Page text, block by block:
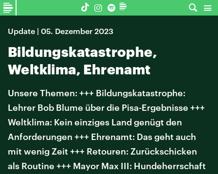
Update | 05. Dezember 2023
Bildungskatastrophe,
Weltklima, Ehrenamt
Unsere Themen: +++ Bildungskatastrophe:
Lehrer Bob Blume über die Pisa-Ergebnisse +++
Weltklima: Kein einziges Land genügt den
Anforderungen +++ Ehrenamt: Das geht auch
mit wenig Zeit +++ Retouren: Zurückschicken
als Routine +++ Mayor Max III: Hundeherrschaft